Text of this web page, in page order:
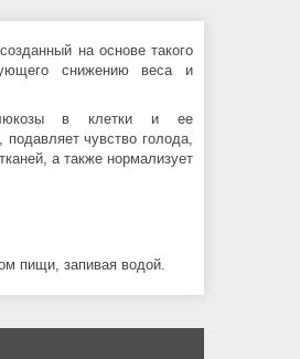
на основе такого
снижениювеса и
глюкозы в клетки и ее
подавляет чувство голода,
а также нормализует
пищи, запивая водой.